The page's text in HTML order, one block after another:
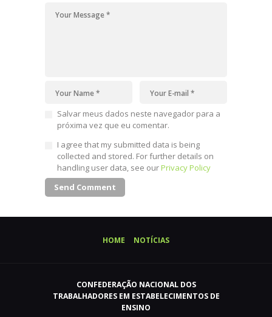
Salvar meus dados neste navegador para a
próxima vez que eu comentar.
I agree that my submitted data is being
collected and stored. For further details on
handling user data, see ourPrivacy Policy
HOME NOTÍCIAS
CONFEDERAÇÃO NACIONAL DOS
TRABALHADORES EM ESTABELECIMENTOS DE
ENSINO